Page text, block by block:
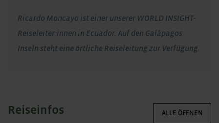
Ricardo Moncayo ist einer unserer WORLD INSIGHT-
Reiseleiter:innen in Ecuador. Auf den Galápagos
Inseln steht eine örtliche Reiseleitung zur Verfügung.
Reiseinfos ALLE ÖFFNEN